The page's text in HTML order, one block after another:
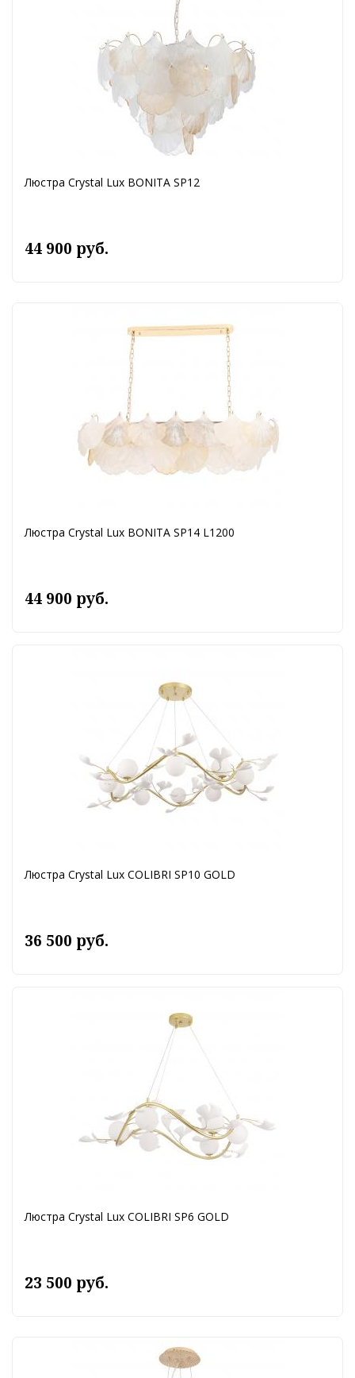
Люстра Crystal Lux BONITA SP12
44 900 руб.
Люстра Crystal Lux BONITA SP14 L1200
44 900 руб.
Люстра Crystal Lux COLIBRI SP10 GOLD
36 500 руб.
Люстра Crystal Lux COLIBRI SP6 GOLD
23 500 руб.